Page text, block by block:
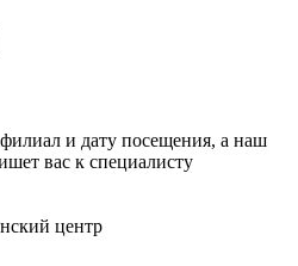
и дату посещения, а наш
вас к специалисту
центр